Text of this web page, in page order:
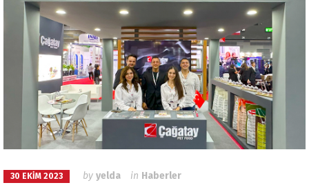
30 EKIM 2023 by yelda in Haberler